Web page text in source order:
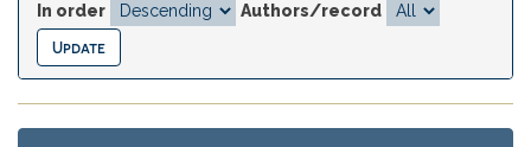
In order
Authors/record